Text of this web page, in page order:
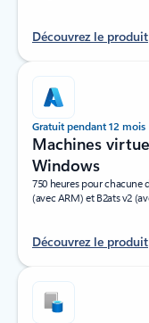
Découvrez le produit
Gratuit pendant 12 mois
Machines
Windows
750 heures pour chacune
(avec ARM) et B2ats v2
Découvrez le produit